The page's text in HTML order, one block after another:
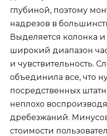
глубиной, поэтому
надрезов в
Выделяется колонка
широкий диапазон
и чувствительность.
объединила все, что
посредственных
неплохо
дребезжаний.
стоимости